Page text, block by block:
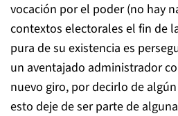
vocación por el poder (no hay
contextos electorales el fin de
pura de su existencia es
un aventajado administrador
nuevo giro, por decirlo de
esto deje de ser parte de